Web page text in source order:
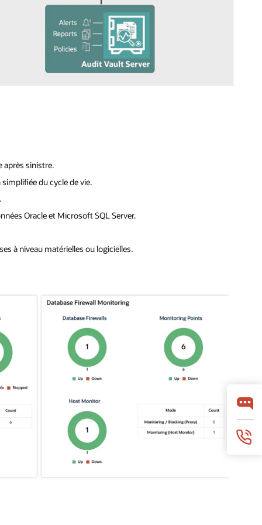
après sinistre.
du cycle de vie.
Oracle et Microsoft SQL Server.
à niveau matérielles ou logicielles.